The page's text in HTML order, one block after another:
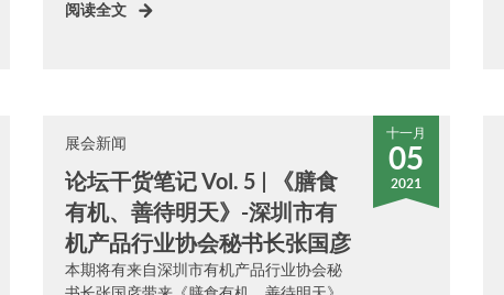
阅读全文
十一月
05
2021
展会新闻
论坛干货笔记 Vol. 5 | 《膳食
有机、善待明天》-深圳市有
机产品行业协会秘书长张国彦
本期将有来自深圳市有机产品行业协会秘